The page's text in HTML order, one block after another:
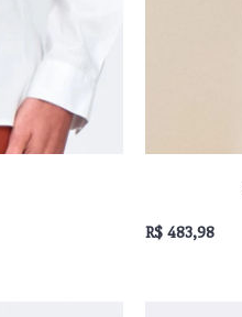
R$ 483,98